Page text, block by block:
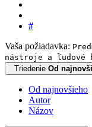
#
Vaša požiadavka:
nástroje a ľudové
Triedenie Od
Od najnovšieho
Autor
Názov